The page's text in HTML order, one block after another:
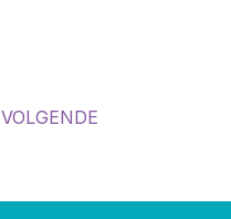
VOLGENDE